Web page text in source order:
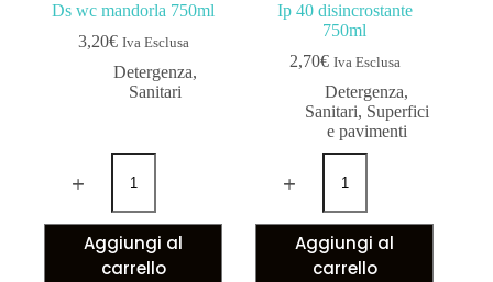
Ds wc mandorla 750ml
3,20€ Iva Esclusa
Detergenza,
Sanitari
Aggiungi al
carrello
Ip 40 disincrostante
750ml
2,70€ Iva Esclusa
Detergenza,
Sanitari, Superfici
e pavimenti
Aggiungi al
carrello